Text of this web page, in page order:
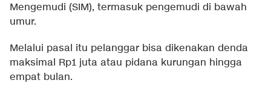
Mengemudi (SIM), termasuk pengemudi di bawah
umur.
Melalui pasal itu pelanggar bisa dikenakan denda
maksimal Rp1 juta atau pidana kurungan hingga
empat bulan.